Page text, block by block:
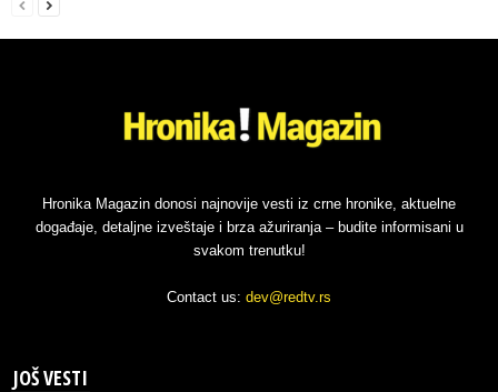
Hronika Magazin donosi najnovije vesti iz crne hronike, aktuelne
događaje, detaljne izveštaje i brza ažuriranja – budite informisani u
svakom trenutku!
Contact us: dev@redtv.rs
JOŠ VESTI